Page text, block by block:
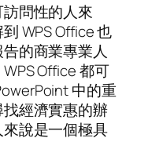
問性的人來
WPS Office 也
的商業專業人
Office 都可
中的重
經濟實惠的辦
說是一個極具